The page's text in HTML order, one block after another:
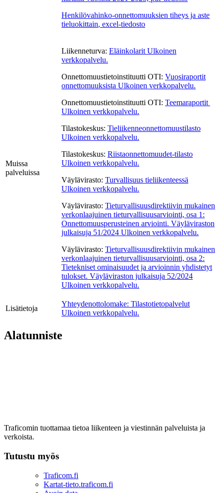
Henkilövahinko-onnettomuuksien tiheys ja aste
tieluokittain, excel-tiedosto
Muissa
palveluissa
Liikenneturva: Eläinkolarit Ulkoinen
verkkopalvelu.
Onnettomuustietoinstituutti OTI: Vuosiraportit
onnettomuuksista Ulkoinen verkkopalvelu.
Onnettomuustietoinstituutti OTI: Teemaraportit
Ulkoinen verkkopalvelu.
Tilastokeskus: Tieliikenneonnettomuustilasto
Ulkoinen verkkopalvelu.
Tilastokeskus: Riistaonnettomuudet-tilasto
Ulkoinen verkkopalvelu.
Väylävirasto: Turvallisuus tieliikenteessä
Ulkoinen verkkopalvelu.
Väylävirasto: Tieturvallisuusdirektiivin mukainen
verkonlaajuinen tieturvallisuusarviointi, osa 1:
Onnettomuusperusteinen arviointi. Väyläviraston
julkaisuja 51/2024 Ulkoinen verkkopalvelu.
Väylävirasto: Tieturvallisuusdirektiivin mukainen
verkonlaajuinen tieturvallisuusarviointi, osa 2:
Tietekniset ominaisuudet ja arvioinnin yhdistetyt
tulokset. Väyläviraston julkaisuja 52/2024
Ulkoinen verkkopalvelu.
Lisätietoja
Yhteydenottolomake: Tilastotietopalvelut
Ulkoinen verkkopalvelu.
Alatunniste
Traficomin tuottamaa tietoa liikenteen ja viestinnän palveluista ja
verkoista.
Tutustu myös
Traficom.fi
Kartat-tieto.traficom.fi